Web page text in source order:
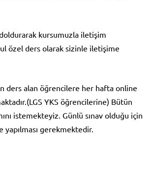
kursumuzla iletişim
özel ders olarak sizinle iletişime
ders alan öğrencilere her hafta online
YKS öğrencilerine) Bütün
istemekteyiz. Günlü sınav olduğu için
gerekmektedir.